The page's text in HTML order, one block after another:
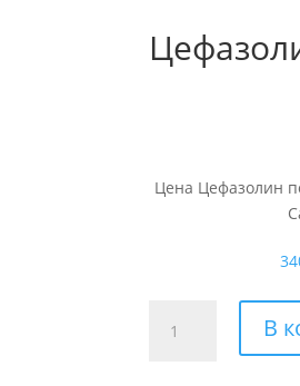
Цена Цефазолин
товара
В